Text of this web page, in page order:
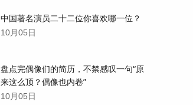
中国著名演员二十二位你喜欢哪一位？
10月05日
盘点完偶像们的简历，不禁感叹一句“原
来这么顶？偶像也内卷”
10月05日